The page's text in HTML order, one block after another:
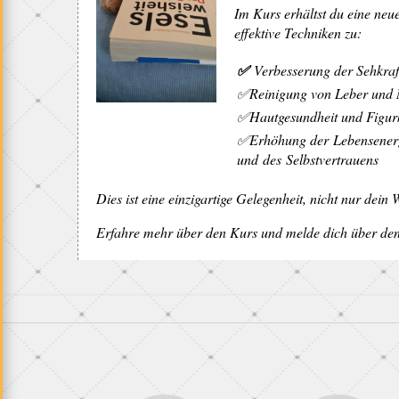
Im Kurs erhältst du eine
effektive Techniken zu:
✅Verbesserung der
✅Reinigung von Leber und
✅Hautgesundheit und
✅Erhöhung der
und des Selbstvertrauens
Dies ist eine einzigartige Gelegenheit, nicht nur dein
Erfahre mehr über den Kurs und melde dich über